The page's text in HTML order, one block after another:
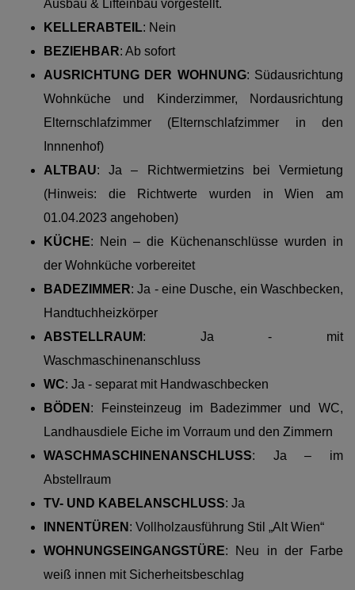
Ausbau & Lifteinbau vorgestellt.
KELLERABTEIL: Nein
BEZIEHBAR: Ab sofort
AUSRICHTUNG DER WOHNUNG: Südausrichtung
Wohnküche und Kinderzimmer, Nordausrichtung
Elternschlafzimmer (Elternschlafzimmer in den
Innnenhof)
ALTBAU: Ja – Richtwermietzins bei Vermietung
(Hinweis: die Richtwerte wurden in Wien am
01.04.2023 angehoben)
KÜCHE: Nein – die Küchenanschlüsse wurden in
der Wohnküche vorbereitet
BADEZIMMER: Ja - eine Dusche, ein Waschbecken,
Handtuchheizkörper
ABSTELLRAUM: Ja - mit
Waschmaschinenanschluss
WC: Ja - separat mit Handwaschbecken
BÖDEN : Feinsteinzeug im Badezimmer und WC,
Landhausdiele Eiche im Vorraum und den Zimmern
WASCHMASCHINENANSCHLUSS:
Ja – im
Abstellraum
TV- UND KABELANSCHLUSS: Ja
INNENTÜREN : Vollholzausführung Stil „Alt Wien“
WOHNUNGSEINGANGSTÜRE: Neu in der Farbe
weiß innen mit Sicherheitsbeschlag